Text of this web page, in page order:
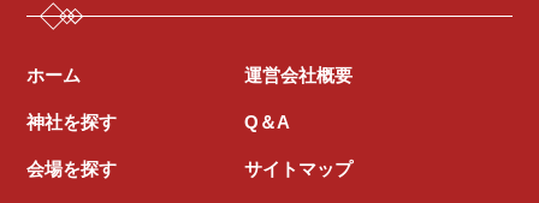
ホーム
神社を探す
会場を探す
運営会社概要
Q＆A
サイトマップ